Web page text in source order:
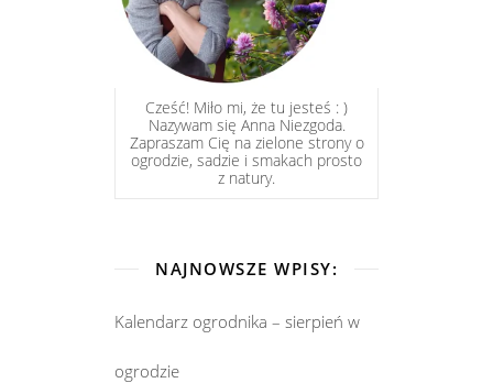
Cześć! Miło mi, że tu jesteś : )
Nazywam się Anna Niezgoda.
Zapraszam Cię na zielone strony o
ogrodzie, sadzie i smakach prosto
z natury.
NAJNOWSZE WPISY:
Kalendarz ogrodnika – sierpień w
ogrodzie